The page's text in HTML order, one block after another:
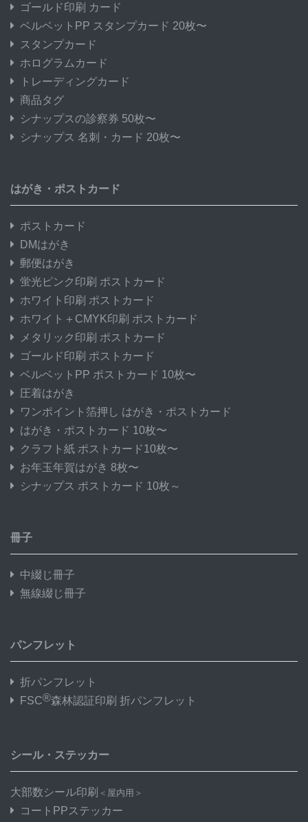
ゴールド印刷 カード
ベルベットPP スタンプカード 20枚〜
スタンプカード
ホログラムカード
トレーディングカード
商品タグ
シナップスの診察券 50枚〜
シナップス 名刺・カード 20枚〜
はがき・ポストカード
ポストカード
DMはがき
郵便はがき
蛍光ピンク印刷 ポストカード
ホワイト印刷 ポストカード
ホワイト＋CMYK印刷 ポストカード
メタリック印刷 ポストカード
ゴールド印刷 ポストカード
ベルベットPP ポストカード 10枚〜
圧着はがき
ワンポイント箔押し はがき・ポストカード
はがき・ポストカード 10枚〜
クラフト紙 ポストカード10枚〜
お年玉年賀はがき 8枚〜
シナップス ポストカード 10枚～
冊子
中綴じ冊子
無線綴じ冊子
パンフレット
折パンフレット
FSC®森林認証印刷 折パンフレット
シール・ステッカー
大部数シール印刷 ＜屋内用＞
コートPPステッカー